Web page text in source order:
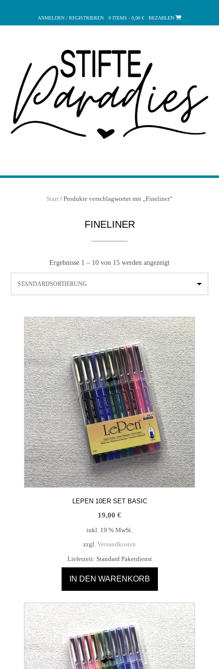
springen
ANMELDEN / REGISTRIEREN 0 ITEMS - 0,00 € BEZAHLEN
Start / Produkte verschlagwortet mit „Fineliner“
FINELINER
Ergebnisse 1 – 10 von 15 werden angezeigt
LEPEN 10ER SET BASIC
19,00 €
inkl. 19 % MwSt.
zzgl. Versandkosten
Lieferzeit: Standard Paketdienst
IN DEN WARENKORB